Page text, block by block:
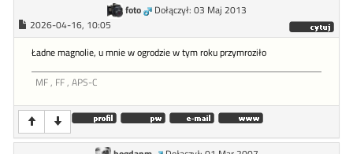
foto
Dołączył: 03 Maj 2013
2026-04-16, 10:05
Ładne magnolie, u mnie w ogrodzie w tym roku przymroziło
MF , FF , APS-C